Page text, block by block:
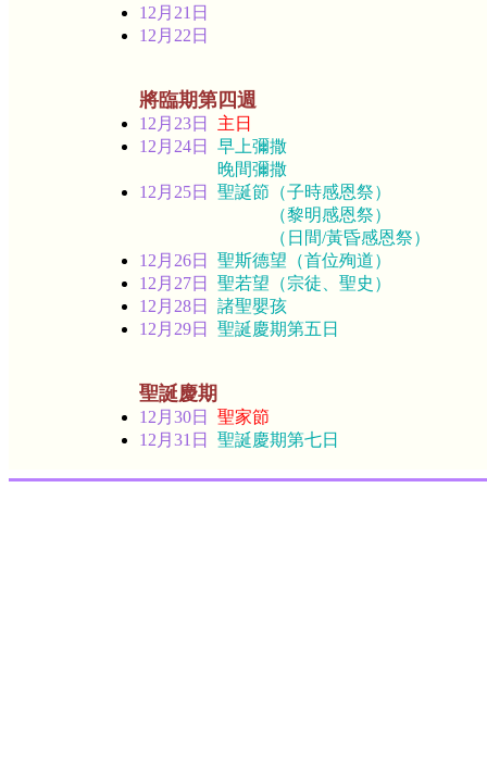
12月21日
12月22日
將臨期第四週
12月23日 主日
12月24日 早上彌撒
晚間彌撒
12月25日 聖誕節（子時感恩祭）
（黎明感恩祭）
（日間/黃昏感恩祭）
12月26日 聖斯德望（首位殉道）
12月27日 聖若望（宗徒、聖史）
12月28日 諸聖嬰孩
12月29日 聖誕慶期第五日
聖誕慶期
12月30日 聖家節
12月31日 聖誕慶期第七日